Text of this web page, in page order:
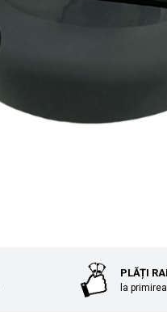
PLĂȚI
la